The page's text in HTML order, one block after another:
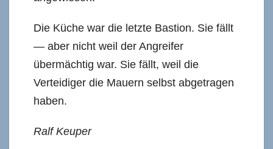
Die Küche war die letzte Bastion. Sie fällt
— aber nicht weil der Angreifer
übermächtig war. Sie fällt, weil die
Verteidiger die Mauern selbst abgetragen
haben.
Ralf Keuper